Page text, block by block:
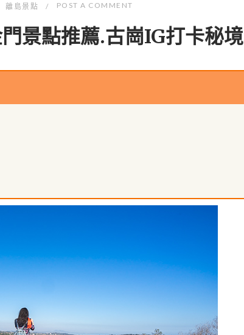
離島景點 POST A COMMENT
門景點推薦.古崗IG打卡秘境